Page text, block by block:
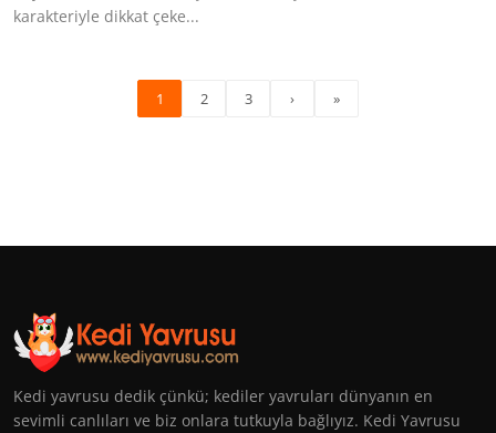
karakteriyle dikkat çeke...
1 2 3 › »
Kedi yavrusu dedik çünkü; kediler yavruları dünyanın en
sevimli canlıları ve biz onlara tutkuyla bağlıyız. Kedi Yavrusu